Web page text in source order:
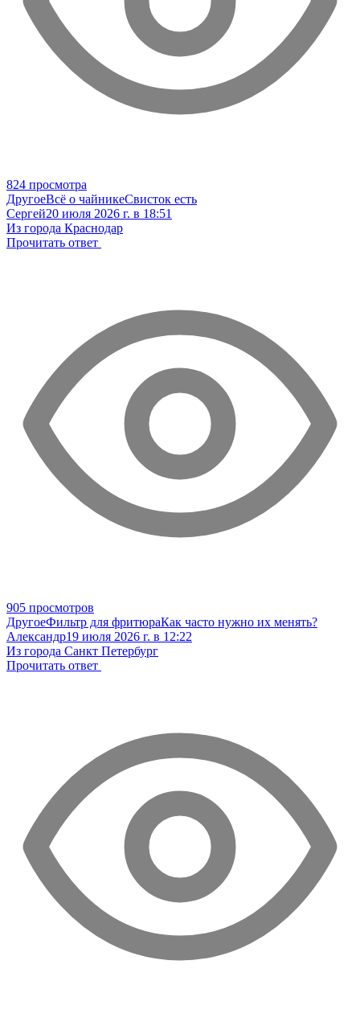
824 просмотра
ДругоеВсё о чайникеСвисток есть
Сергей20 июля 2026 г. в 18:51
Из города Краснодар
Прочитать ответ
905 просмотров
ДругоеФильтр для фритюраКак часто нужно их менять?
Александр19 июля 2026 г. в 12:22
Из города Санкт Петербург
Прочитать ответ